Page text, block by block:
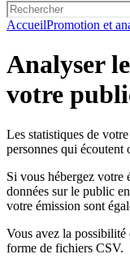
AccueilPromotion et
Analyser
votre
Les statistiques de
personnes qui écoutent
Si vous hébergez votre
données sur le public
votre émission sont
Vous avez la possibilité
forme de fichiers CSV.